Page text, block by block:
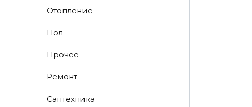
Отопление
Пол
Прочее
Ремонт
Сантехника